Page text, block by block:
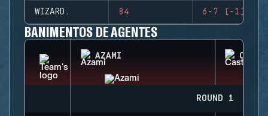
WIZARD. 84 6-7 (-1)
BANIMENTOS DE AGENTES
AZAMI
ROUND 1